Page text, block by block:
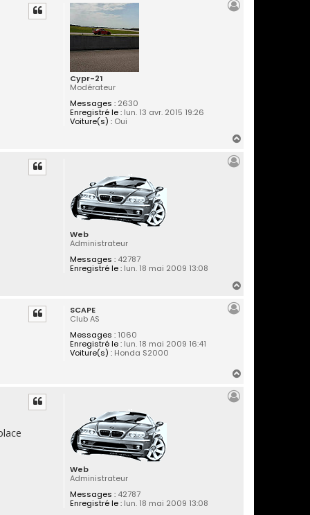
Cypr-21
Modérateur
Messages :2630
Enregistré le :lun. 13 avr. 2015 19:26
Voiture(s) :Oui
Web
Administrateur
Messages :42787
Enregistré le :lun. 18 mai 2009 13:08
SCAPE
Club AS
Messages :1060
Enregistré le :lun. 18 mai 2009 16:41
Voiture(s) :Honda S2000
Web
Administrateur
Messages :42787
Enregistré le :lun. 18 mai 2009 13:08